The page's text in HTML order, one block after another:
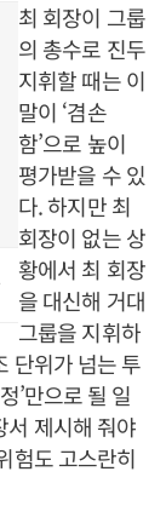
최 회장이 그룹
의 총수로 진두
지휘할 때는 이
말이 ‘겸손
함’으로 높이
평가받을 수 있
다. 하지만 최
회장이 없는 상
황에서 최 회장
을 대신해 거대
그룹을 지휘하
단위가 넘는 투
’만으로 될 일
서 제시해 줘야
험도 고스란히